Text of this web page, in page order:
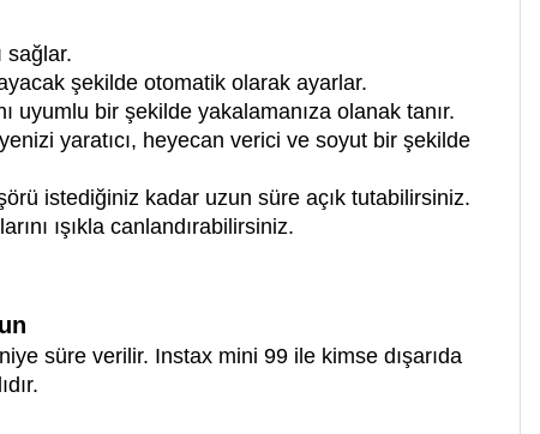
sağlar.
şekilde otomatik olarak ayarlar.
bir şekilde yakalamanıza olanak tanır.
yaratıcı, heyecan verici ve soyut bir şekilde
istediğiniz kadar uzun süre açık tutabilirsiniz.
ışıkla canlandırabilirsiniz.
süre verilir. Instax mini 99 ile kimse dışarıda